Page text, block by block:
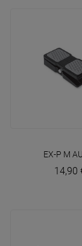
EX-P M
14,90